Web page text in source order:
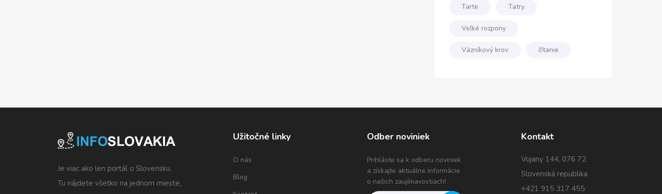
Tarte Tatry
Veľké rozpony
Väzníkový krov čítanie
Je viac ako len portál o Slovensku.
Tu nájdete všetko na jednom mieste,
Užitočné linky
O nás
Blog
Odber noviniek
Prihláste sa k odberu noviniek
a získajte aktuálne informácie
o našich zaujímavostiach!
Kontakt
Vojany 144, 076 72
Slovenská republika
+421 915 317 455